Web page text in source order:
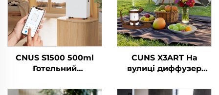
CNUS S1500 500ml
Готельний
очищач повітря Запах
CUNS X3ART На
вулиці диффузер
Безводний диффузор